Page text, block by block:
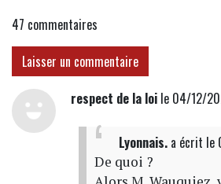
47 commentaires
Laisser un commentaire
respect de la loile 04/12/
Lyonnais.a écrit le
De quoi ?